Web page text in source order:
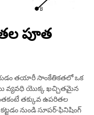
పూత
తయారీ సాంకేతికతలో ఒక
వ్యవధి యొక్క ఖచ్చితమైన
తక్కువ ఉపరితల
నుండి సూపర్-ఫినిషింగ్